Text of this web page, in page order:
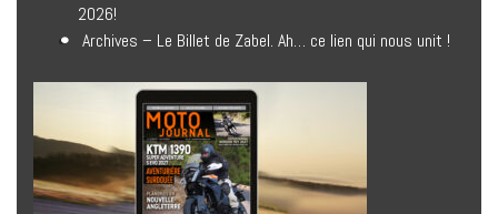
2026!
Archives – Le Billet de Zabel. Ah… ce lien qui nous unit !